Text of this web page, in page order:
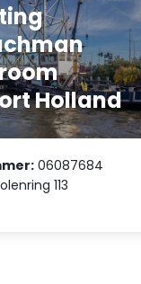
Holland
06087684
113